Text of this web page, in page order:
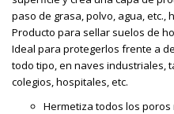
paso de grasa, polvo, agua, etc.,
Producto para sellar suelos de
Ideal para protegerlos frente a
todo tipo, en naves industriales,
colegios, hospitales, etc.
Hermetiza todos los